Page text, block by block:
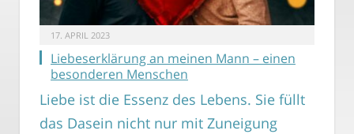
17. APRIL 2023
Liebeserklärung an meinen Mann – einen
besonderen Menschen
Liebe ist die Essenz des Lebens. Sie füllt
das Dasein nicht nur mit Zuneigung